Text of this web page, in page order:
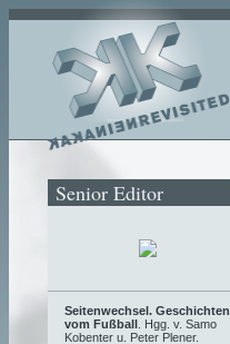
Senior Editor
Seitenwechsel. Geschichten
vom Fußball . Hgg. v. Samo
Kobenter u. Peter Plener.